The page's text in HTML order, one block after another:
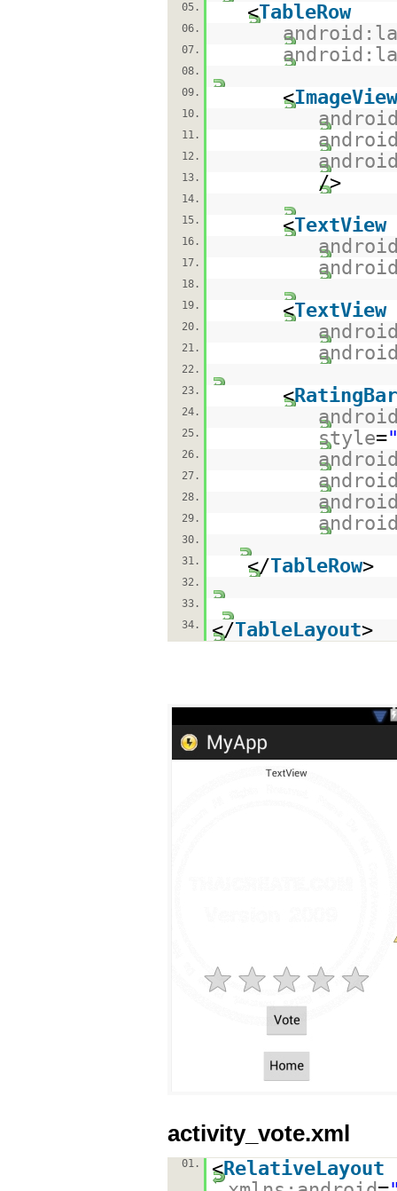
05.
<TableRow
06.
07.
08.
09.
<ImageView
10.
11.
12.
13. />
14.
15.
<TextView
16.
17.
18.
19.
<TextView
20.
21.
22.
23.
<RatingBar
24.
25. style=
26.
27.
28.
29.
30.
31.
</TableRow>
32.
33.
34.
</TableLayout>
activity_vote.xml
01. <RelativeLayout